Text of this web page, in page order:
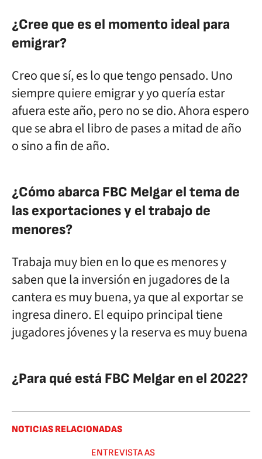
¿Cree que es el momento ideal para
emigrar?
Creo que sí, es lo que tengo pensado. Uno
siempre quiere emigrar y yo quería estar
afuera este año, pero no se dio. Ahora espero
que se abra el libro de pases a mitad de año
o sino a fin de año.
¿Cómo abarca FBC Melgar el tema de
las exportaciones y el trabajo de
menores?
Trabaja muy bien en lo que es menores y
saben que la inversión en jugadores de la
cantera es muy buena, ya que al exportar se
ingresa dinero. El equipo principal tiene
jugadores jóvenes y la reserva es muy buena
¿Para qué está FBC Melgar en el 2022?
NOTICIAS RELACIONADAS
ENTREVISTA AS